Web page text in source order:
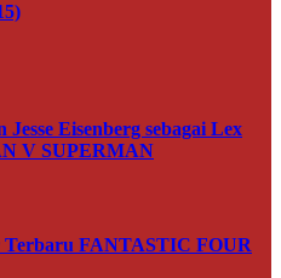
Eisenberg sebagai Lex
V SUPERMAN
Terbaru FANTASTIC FOUR